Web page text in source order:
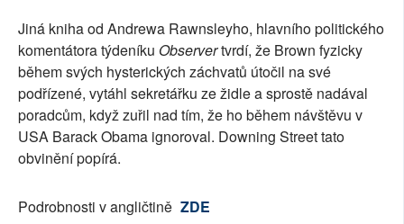
Jiná kniha od Andrewa Rawnsleyho, hlavního politického
komentátora týdeníku Observertvrdí, že Brown fyzicky
během svých hysterických záchvatů útočil na své
podřízené, vytáhl sekretářku ze židle a sprostě nadával
poradcům, když zuřil nad tím, že ho během návštěvu v
USA Barack Obama ignoroval. Downing Street tato
obvinění popírá.
Podrobnosti v angličtině ZDE